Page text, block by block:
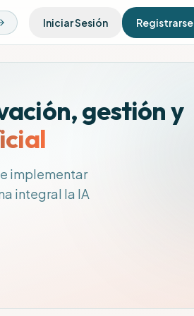
Iniciar Sesión Registrarse
gestión y
implementar
integral la IA